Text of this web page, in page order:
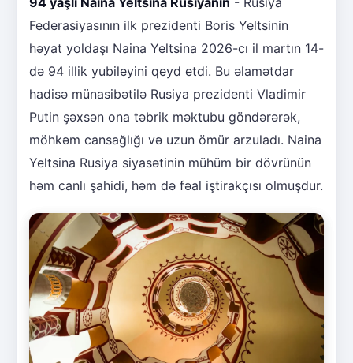
Federasiyasının ilk prezidenti Boris Yeltsinin
həyat yoldaşı Naina Yeltsina 2026-cı il martın 14-
də 94 illik yubileyini qeyd etdi. Bu əlamətdar
hadisə münasibətilə Rusiya prezidenti Vladimir
Putin şəxsən ona təbrik məktubu göndərərək,
möhkəm cansağlığı və uzun ömür arzuladı. Naina
Yeltsina Rusiya siyasətinin mühüm bir dövrünün
həm canlı şahidi, həm də fəal iştirakçısı olmuşdur.